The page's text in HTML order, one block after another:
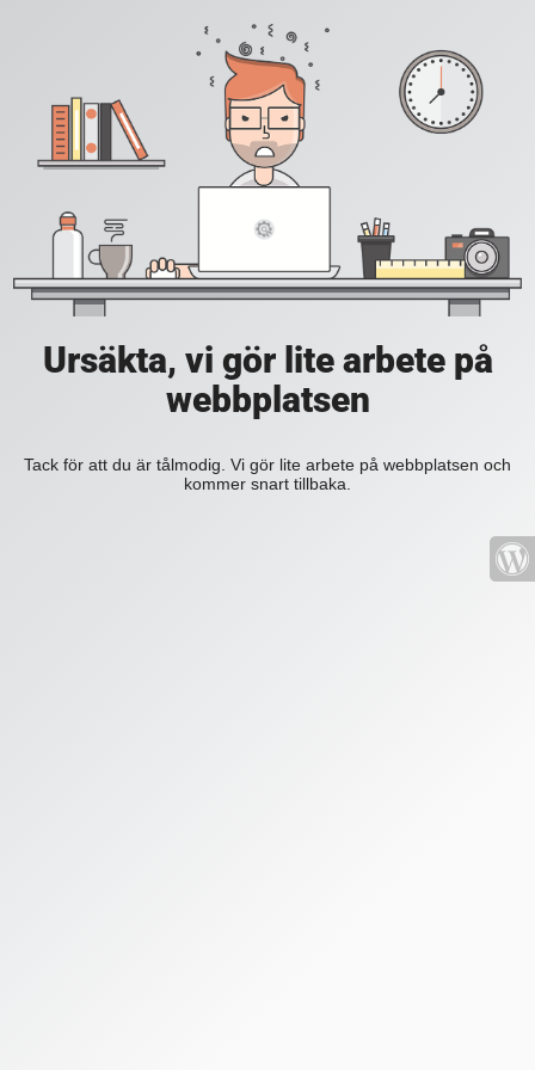
Ursäkta, vi gör lite arbete på
webbplatsen
Tack för att du är tålmodig. Vi gör lite arbete på webbplatsen och
kommer snart tillbaka.